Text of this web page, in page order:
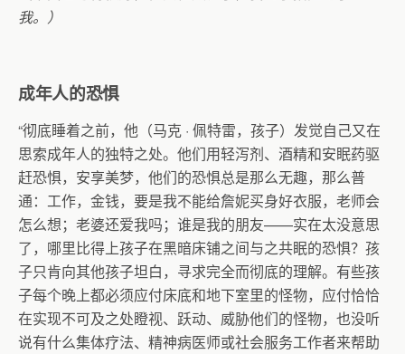
我。）
成年人的恐惧
“彻底睡着之前，他（马克 · 佩特雷，孩子）发觉自己又在
思索成年人的独特之处。他们用轻泻剂、酒精和安眠药驱
赶恐惧，安享美梦，他们的恐惧总是那么无趣，那么普
通：工作，金钱，要是我不能给詹妮买身好衣服，老师会
怎么想；老婆还爱我吗；谁是我的朋友——实在太没意思
了，哪里比得上孩子在黑暗床铺之间与之共眠的恐惧？孩
子只肯向其他孩子坦白，寻求完全而彻底的理解。有些孩
子每个晚上都必须应付床底和地下室里的怪物，应付恰恰
在实现不可及之处瞪视、跃动、威胁他们的怪物，也没听
说有什么集体疗法、精神病医师或社会服务工作者来帮助